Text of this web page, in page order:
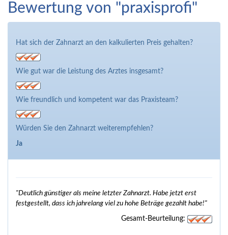
Bewertung von "praxisprofi"
Hat sich der Zahnarzt an den kalkulierten Preis gehalten?
Wie gut war die Leistung des Arztes insgesamt?
Wie freundlich und kompetent war das Praxisteam?
Würden Sie den Zahnarzt weiterempfehlen?
Ja
"Deutlich günstiger als meine letzter Zahnarzt. Habe jetzt erst
festgestellt, dass ich jahrelang viel zu hohe Beträge gezahlt habe!"
Gesamt-Beurteilung: